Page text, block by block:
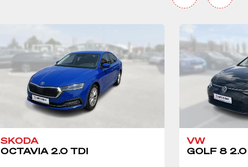
SKODA
OCTAVIA 2.0 TDI
VW
GOLF 8